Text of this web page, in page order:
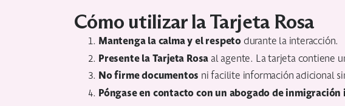
Cómo utilizar la Tarjeta Rosa
Mantenga la calma y el respetodurante la interacción.
Presente la Tarjeta Rosa al agente. La tarjeta contiene
No firme documentos ni facilite información adicional
Póngase en contacto con un abogado de